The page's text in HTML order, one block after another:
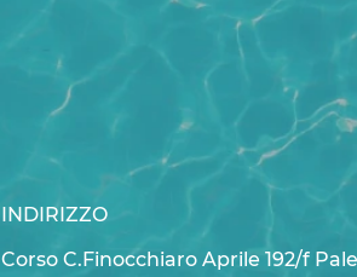
INDIRIZZO
Corso C.Finocchiaro Aprile 192/f